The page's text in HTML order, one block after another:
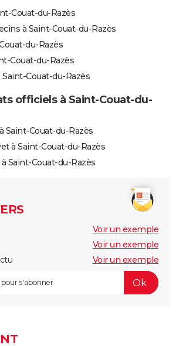
Couat-du-Razès
à Saint-Couat-du-Razès
du-Razès
Couat-du-Razès
Couat-du-Razès
officiels à Saint-Couat-du-
Saint-Couat-du-Razès
à Saint-Couat-du-Razès
Saint-Couat-du-Razès
Voir un exemple
Voir un exemple
Voir un exemple